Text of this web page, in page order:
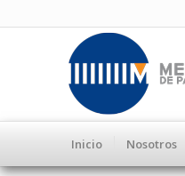
Inicio Nosotros